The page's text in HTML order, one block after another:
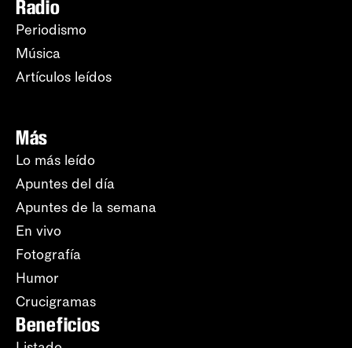
Radio
Periodismo
Música
Artículos leídos
Más
Lo más leído
Apuntes del día
Apuntes de la semana
En vivo
Fotografía
Humor
Crucigramas
Beneficios